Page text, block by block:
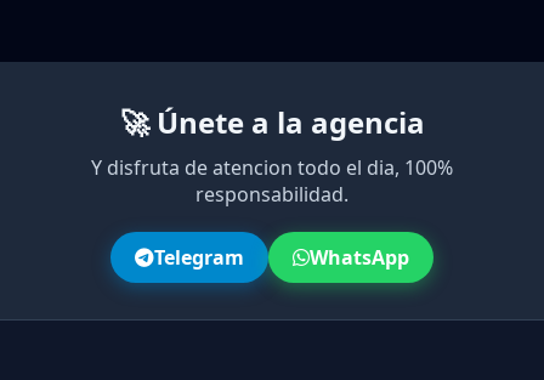
🚀 Únete a la agencia
Y disfruta de atencion todo el dia, 100%
responsabilidad.
Telegram WhatsApp